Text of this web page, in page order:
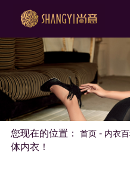
您现在的位置： 首页 - 内衣
体内衣！